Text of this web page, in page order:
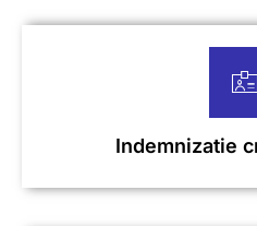
Indemnizatie